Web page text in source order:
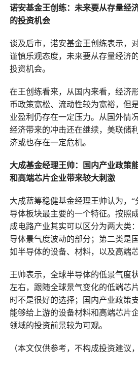
诺安基金王创练：未来要从存量经
的投资机会
谈及后市，诺安基金王创练表示，
谨慎乐观态度，未来要从存量经济
投资机会。
在王创练看来，从国内来看，经济
币政策宽松、流动性较为宽裕，但
业盈利仍存在一定压力。从国外情
经济带来的冲击还在继续，美联储
济或也存在一定危机。
大成基金经理王帅：国内产业政策
和高端芯片企业带来较大刺激
大成蓝筹稳健基金经理王帅认为，“
导体板块最主要的一个特征。按照
成电路产业其实可以区分为两大类
导体景气度波动的部分；第二类是
如半导体的设备、材料，以及高端芯
王帅表示，全球半导体的低景气度
左右，跟随全球景气变化的低端芯
时不是很好的选择；国内产业政策
能够给上游的设备材料和高端芯片
领域的投资前景较为可观。
（本文仅供参考，不构成投资建议